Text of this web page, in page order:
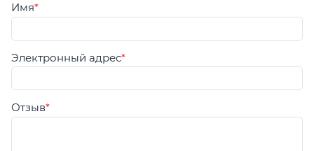
Имя
Электронный адрес
Отзыв